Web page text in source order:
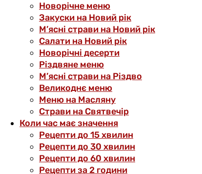
Новорічне меню
Закуски на Новий рік
М’ясні страви на Новий рік
Салати на Новий рік
Новорічні десерти
Різдвяне меню
М’ясні страви на Різдво
Великоднє меню
Меню на Масляну
Страви на Святвечір
Коли час має значення
Рецепти до 15 хвилин
Рецепти до 30 хвилин
Рецепти до 60 хвилин
Рецепти за 2 години